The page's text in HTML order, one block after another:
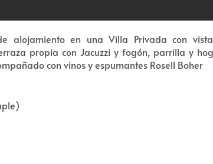
alojamiento en una Villa Privada con
propia con Jacuzzi y fogón, parrilla y
con vinos y espumantes Rosell Boher